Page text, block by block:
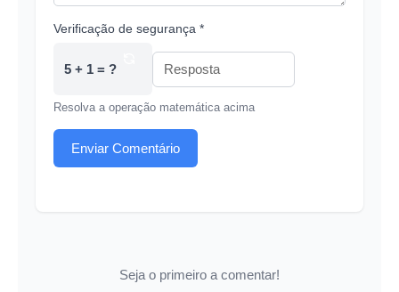
Verificação de segurança *
5 + 1 = ?
Resolva a operação matemática acima
Enviar Comentário
Seja o primeiro a comentar!